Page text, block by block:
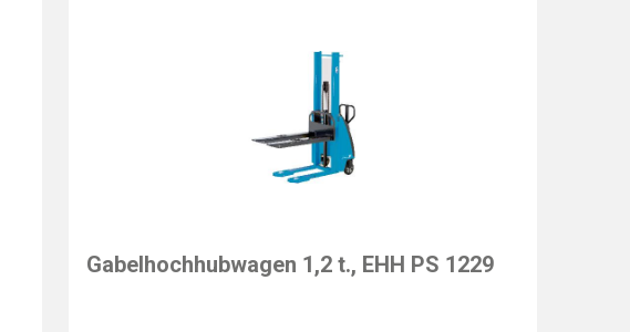
Gabelhochhubwagen 1,2 t., EHH PS 1229